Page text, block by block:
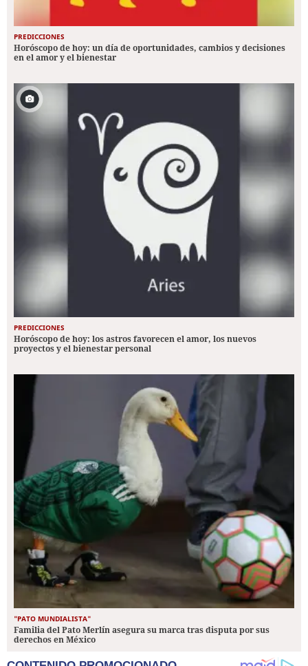
PREDICCIONES
Horóscopo de hoy: un día de oportunidades, cambios y decisiones
en el amor y el bienestar
PREDICCIONES
Horóscopo de hoy: los astros favorecen el amor, los nuevos
proyectos y el bienestar personal
"PATO MUNDIALISTA"
Familia del Pato Merlín asegura su marca tras disputa por sus
derechos en México